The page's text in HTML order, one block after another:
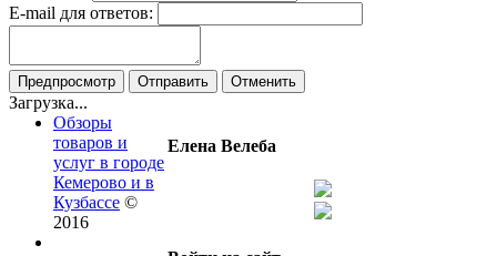
E-mail для ответов:
Загрузка...
Елена Велеба
Обзоры
товаров и
услуг в городе
Кемерово и в
Кузбассе ©
2016